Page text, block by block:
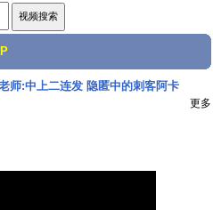
师:中上二连发 隐匿中的刺客阿卡
更多